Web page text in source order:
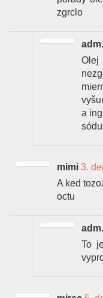
zgrclo
adm.
Olej
a
mimi 3.
A ked
octu
adm.
To